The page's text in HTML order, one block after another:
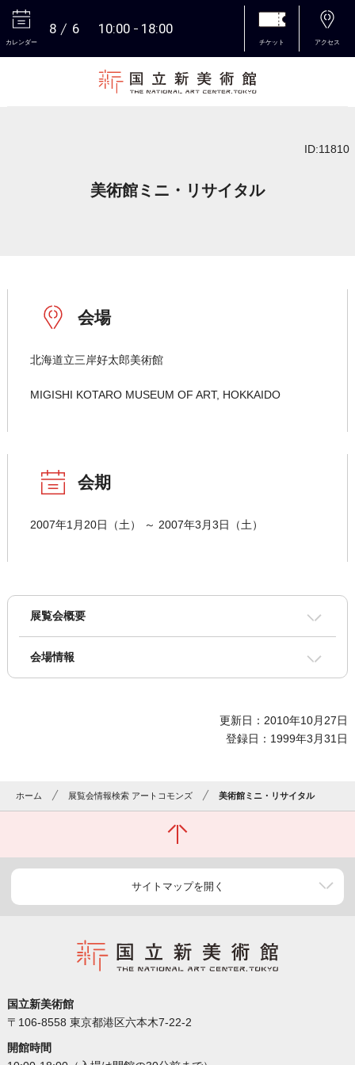
カレンダー
8 6 10:00 18:00
チケット アクセス
ID:11810
美術館ミニ・リサイタル
会場
北海道立三岸好太郎美術館
MIGISHI KOTARO MUSEUM OF ART, HOKKAIDO
会期
2007年1月20日（土） ～ 2007年3月3日（土）
展覧会概要
会場情報
更新日：2010年10月27日
登録日：1999年3月31日
ホーム 展覧会情報検索 アートコモンズ 美術館ミニ・リサイタル
サイトマップを開く
国立新美術館
〒106-8558 東京都港区六本木7-22-2
開館時間